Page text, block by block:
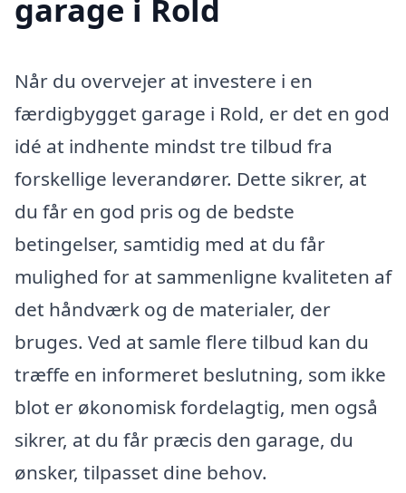
garage i Rold
Når du overvejer at investere i en
færdigbygget garage i Rold, er det en god
idé at indhente mindst tre tilbud fra
forskellige leverandører. Dette sikrer, at
du får en god pris og de bedste
betingelser, samtidig med at du får
mulighed for at sammenligne kvaliteten af
det håndværk og de materialer, der
bruges. Ved at samle flere tilbud kan du
træffe en informeret beslutning, som ikke
blot er økonomisk fordelagtig, men også
sikrer, at du får præcis den garage, du
ønsker, tilpasset dine behov.